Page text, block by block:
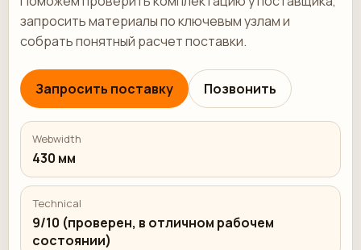
запросить материалы по ключевым узлам и
собрать понятный расчет поставки.
Запросить поставку Позвонить
Webwidth
430 мм
Technical
9/10 (проверен, в отличном рабочем
состоянии)